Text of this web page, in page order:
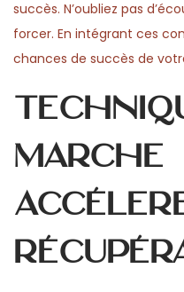
succès. N’oubliez pas
forcer. En intégrant ces
chances de succès de